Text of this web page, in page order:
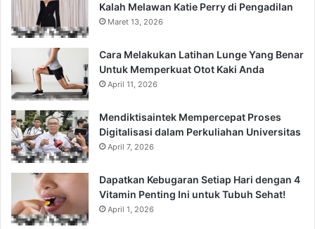
Kalah Melawan Katie Perry di Pengadilan
Maret 13, 2026
Cara Melakukan Latihan Lunge Yang Benar
Untuk Memperkuat Otot Kaki Anda
April 11, 2026
Mendiktisaintek Mempercepat Proses
Digitalisasi dalam Perkuliahan Universitas
April 7, 2026
Dapatkan Kebugaran Setiap Hari dengan 4
Vitamin Penting Ini untuk Tubuh Sehat!
April 1, 2026